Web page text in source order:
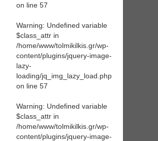
on line 57
Warning: Undefined variable
$class_attr in
/home/www/tolmikilkis.gr/wp-
content/plugins/jquery-image-
lazy-
loading/jq_img_lazy_load.php
on line 57
Warning: Undefined variable
$class_attr in
/home/www/tolmikilkis.gr/wp-
content/plugins/jquery-image-